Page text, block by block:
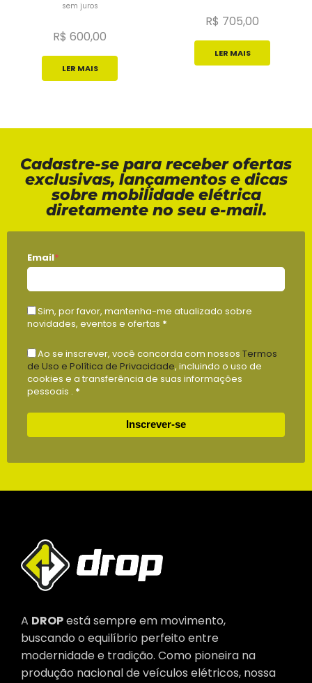
sem juros
R$ 600,00
LER MAIS
R$ 705,00
LER MAIS
Cadastre-se para receber ofertas
exclusivas, lançamentos e dicas
sobre mobilidade elétrica
diretamente no seu e-mail.
Email*
Sim, por favor, mantenha-me atualizado sobre
novidades, eventos e ofertas *
Ao se inscrever, você concorda com nossos Termos
de Uso e Política de Privacidade, incluindo o uso de
cookies e a transferência de suas informações
pessoais . *
Inscrever-se
A DROPestá sempre em movimento,
buscando o equilíbrio perfeito entre
modernidade e tradição. Como pioneira na
produção nacional de veículos elétricos, nossa